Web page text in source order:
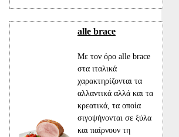
alle brace
Με τον όρο alle brace
στα ιταλικά
χαρακτηρίζονται τα
αλλαντικά αλλά και τα
κρεατικά, τα οποία
σιγοψήνονται σε ξύλα
και παίρνουν τη